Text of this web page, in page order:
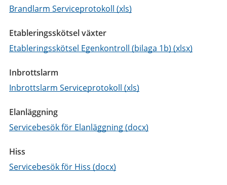
Brandlarm Serviceprotokoll (xls)
Etableringsskötsel växter
Etableringsskötsel Egenkontroll (bilaga 1b) (xlsx)
Inbrottslarm
Inbrottslarm Serviceprotokoll (xls)
Elanläggning
Servicebesök för Elanläggning (docx)
Hiss
Servicebesök för Hiss (docx)